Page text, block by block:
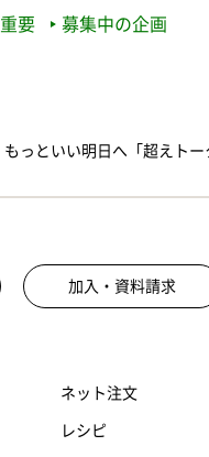
重要 募集中の企画
もっといい明日へ「超えト
加入・資料請求
ネット注文
レシピ